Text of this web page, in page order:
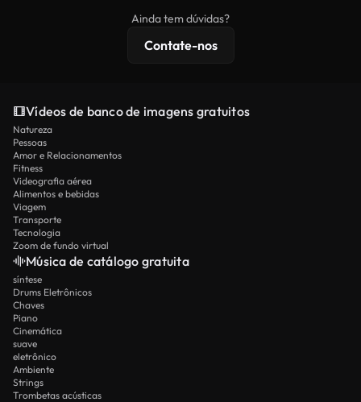
licenciamento estendidas.
Ainda tem dúvidas?
Contate-nos
Vídeos de banco de imagens gratuitos
Natureza
Pessoas
Amor e Relacionamentos
Fitness
Videografia aérea
Alimentos e bebidas
Viagem
Transporte
Tecnologia
Zoom de fundo virtual
Música de catálogo gratuita
síntese
Drums Eletrônicos
Chaves
Piano
Cinemática
suave
eletrônico
Ambiente
Strings
Trombetas acústicas